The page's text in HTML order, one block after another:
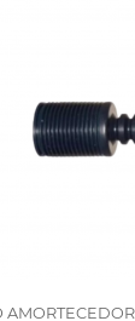
AMORTECEDOR